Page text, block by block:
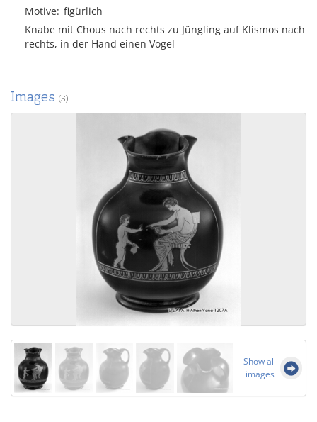
Motive figürlich
Knabe mit Chous nach rechts zu Jüngling auf Klismos nach
rechts, in der Hand einen Vogel
Images (5)
Show all
images